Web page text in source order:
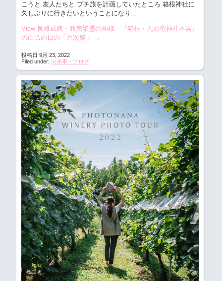
こうと 友人たちと プチ旅を計画していたところ 箱根神社に
久しぶりに行きたいということになり...
View 良縁成就・商売繁盛の神様 『箱根・九頭竜神社本宮』
の己己の日の「月次祭」
→
投稿日 9月 23, 2022
Filed under: 出来事・ブログ